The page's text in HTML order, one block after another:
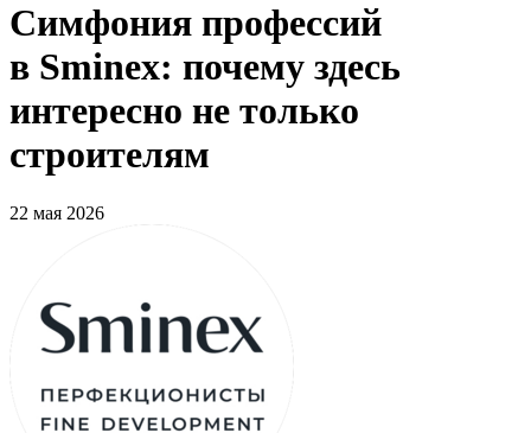
Симфония профессий
в Sminex: почему здесь
интересно не только
строителям
22 мая 2026